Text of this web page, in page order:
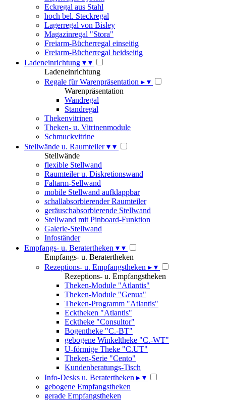
Eckregal aus Stahl
hoch bel. Steckregal
Lagerregal von Bisley
Magazinregal "Stora"
Freiarm-Bücherregal einseitig
Freiarm-Bücherregal beidseitig
Ladeneinrichtung ▾ ▾
Ladeneinrichtung
Regale für Warenpräsentation ▸ ▾
Warenpräsentation
Wandregal
Standregal
Thekenvitrinen
Theken- u. Vitrinenmodule
Schmuckvitrine
Stellwände u. Raumteiler▾ ▾
Stellwände
flexible Stellwand
Raumteiler u. Diskretionswand
Faltarm-Sellwand
mobile Stellwand aufklappbar
schallabsorbierender Raumteiler
geräuschabsorbierende Stellwand
Stellwand mit Pinboard-Funktion
Galerie-Stellwand
Infoständer
Empfangs- u. Beratertheken ▾ ▾
Empfangs- u. Beratertheken
Rezeptions- u. Empfangstheken ▸ ▾
Rezeptions- u. Empfangstheken
Theken-Module "Atlantis"
Theken-Module "Genua"
Theken-Programm "Atlantis"
Ecktheken "Atlantis"
Ecktheke "Consultor"
Bogentheke "C.-BT"
gebogene Winkeltheke "C.-WT"
U-förmige Theke "C.UT"
Theken-Serie "Cento"
Kundenberatungs-Tisch
Info-Desks u. Beratertheken ▸ ▾
gebogene Empfangstheken
gerade Empfangstheken